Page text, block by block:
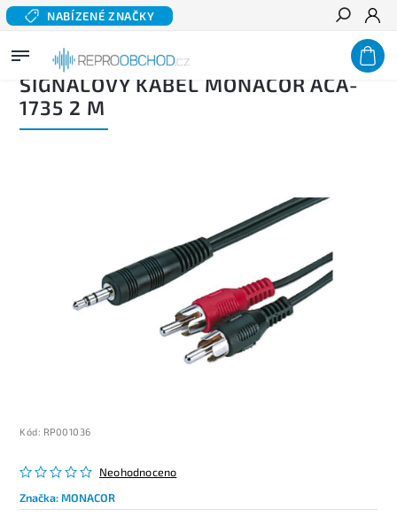
NABÍZENÉ ZNAČKY
Hledat
Domů/ Příslušenství/Kabely/ Kabely signálové Signálový kabel Monacor ACA-1735 2 m
SIGNÁLOVÝ KABEL MONACOR ACA-
1735 2 M
Kód: RP001036
Neohodnoceno
Značka:MONACOR